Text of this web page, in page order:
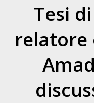
Tesi
relatore